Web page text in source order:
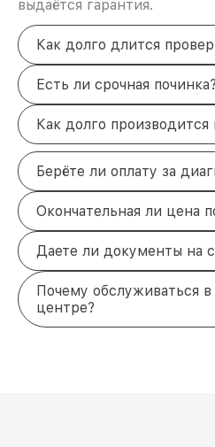
по +7 (861) 299-37-61 или
адресу Северная улица,
выдаётся гарантия.
Как долго длится
Есть ли срочная починка?
Как долго производится
Берёте ли оплату за
Окончательная ли цена
Даете ли документы на
Почему обслуживаться
центре?